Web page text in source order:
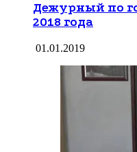
Дежурный по
2018 года
01.01.2019